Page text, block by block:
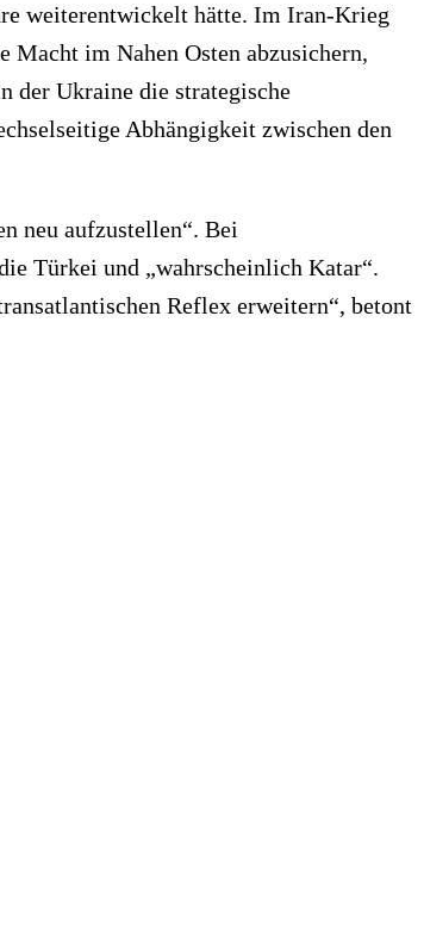
weiterentwickelt hätte. Im Iran-Krieg
Macht im Nahen Osten abzusichern,
der Ukraine die strategische
Abhängigkeit zwischen den
neu aufzustellen“. Bei
Türkei und „wahrscheinlich Katar“.
Reflex erweitern“, betont